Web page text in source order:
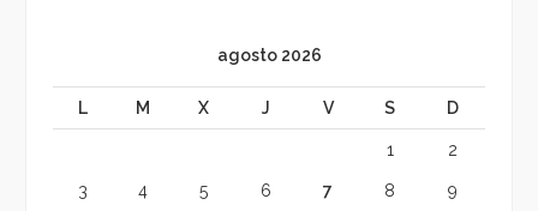
agosto 2026
L M X J V S D
1 2
3 4 5 6 7 8 9